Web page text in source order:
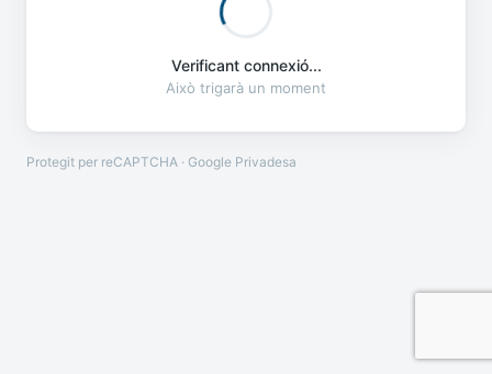
Verificant connexió...
Això trigarà un moment
Protegit per reCAPTCHA · Google Privadesa